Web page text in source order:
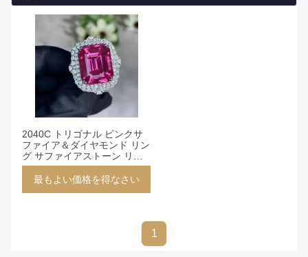
Diamond
Pendant ]
マッチ 1 製
品
2040C トリゴナル ピンクサ
ファイア＆ダイヤモンド リン
グ サファイアストーン リン
グ
最もよい価格を得なさい
1